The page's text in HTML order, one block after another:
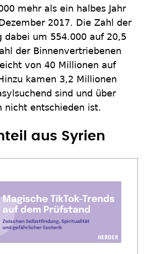
mehr als ein halbes Jahr
2017. Die Zahl der
dabei um 554.000 auf 20,5
der Binnenvertriebenen
von 40 Millionen auf
kamen 3,2 Millionen
sind und über
nicht entschieden ist.
aus Syrien